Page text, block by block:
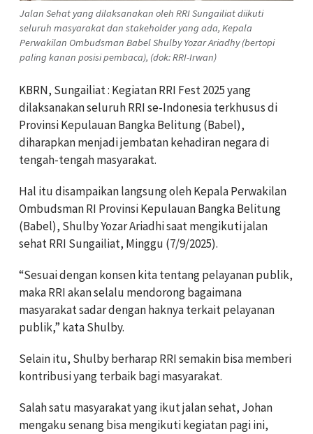
Jalan Sehat yang dilaksanakan oleh RRI Sungailiat diikuti
seluruh masyarakat dan stakeholder yang ada, Kepala
Perwakilan Ombudsman Babel Shulby Yozar Ariadhy (bertopi
paling kanan posisi pembaca), (dok: RRI-Irwan)
KBRN, Sungailiat : Kegiatan RRI Fest 2025 yang
dilaksanakan seluruh RRI se-Indonesia terkhusus di
Provinsi Kepulauan Bangka Belitung (Babel),
diharapkan menjadi jembatan kehadiran negara di
tengah-tengah masyarakat.
Hal itu disampaikan langsung oleh Kepala Perwakilan
Ombudsman RI Provinsi Kepulauan Bangka Belitung
(Babel), Shulby Yozar Ariadhi saat mengikuti jalan
sehat RRI Sungailiat, Minggu (7/9/2025).
“Sesuai dengan konsen kita tentang pelayanan publik,
maka RRI akan selalu mendorong bagaimana
masyarakat sadar dengan haknya terkait pelayanan
publik,” kata Shulby.
Selain itu, Shulby berharap RRI semakin bisa memberi
kontribusi yang terbaik bagi masyarakat.
Salah satu masyarakat yang ikut jalan sehat, Johan
mengaku senang bisa mengikuti kegiatan pagi ini,